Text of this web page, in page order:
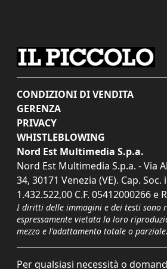
CONDIZIONI DI VENDITA
GERENZA
PRIVACY
WHISTLEBLOWING
Nord Est Multimedia S.p.a.
Nord Est Multimedia S.p.a. - Via
34, 30171 Venezia (VE). Cap. Soc.
1.432.522,00 C.F. 05412000266 e
I diritti delle immagini e dei testi sono
espressamente vietata la loro
mezzo e l'adattamento totale o parziale.
Per qualsiasi necessità o